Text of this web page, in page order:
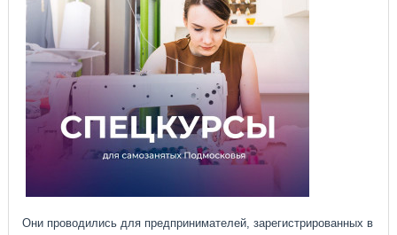
Они проводились для предпринимателей, зарегистрированных в